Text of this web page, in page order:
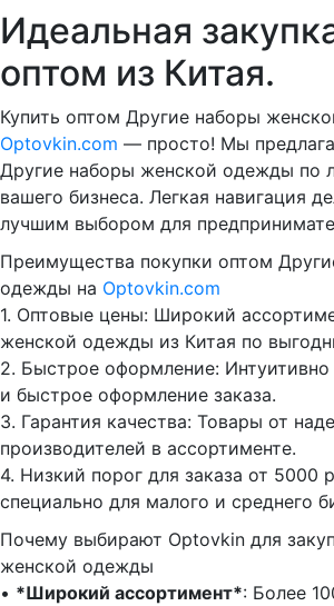
Идеальная
оптом из Китая.
Купить оптом Другие наборы
Optovkin.com — просто! Мы
Другие наборы женской одежды по
вашего бизнеса. Легкая навигация
лучшим выбором для
Преимущества покупки оптом
одежды на Optovkin.com
1.⁠ ⁠Оптовые цены: Широкий
женской одежды из Китая по
2.⁠ ⁠Быстрое оформление: Интуитивно
и быстрое оформление заказа.
3.⁠ ⁠Гарантия качества: Товары от
производителей в ассортименте.
4.⁠ ⁠Низкий порог для заказа от 5000
специально для малого и среднего
Почему выбирают Optovkin для
женской одежды
•⁠ ⁠ *Широкий ассортимент*: Более